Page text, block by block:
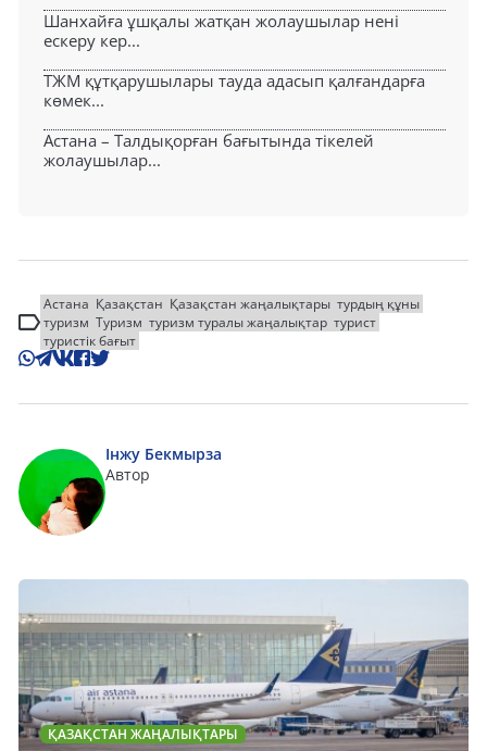
Шанхайға ұшқалы жатқан жолаушылар нені
ескеру кер...
ТЖМ құтқарушылары тауда адасып қалғандарға
көмек...
Астана – Талдықорған бағытында тікелей
жолаушылар...
Астана Қазақстан Қазақстан жаңалықтары турдың құны
туризм Туризм туризм туралы жаңалықтар турист
туристік бағыт
Інжу Бекмырза
Автор
ҚАЗАҚСТАН ЖАҢАЛЫҚТАРЫ